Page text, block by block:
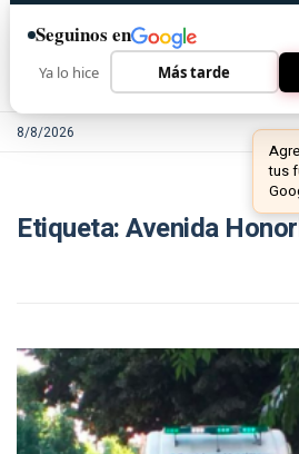
8/8/2026
tus
Etiqueta:Avenida
Seguinos en
Ya lo hice Más tarde